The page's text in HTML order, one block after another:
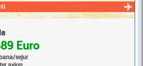
Euro
sejur
avion